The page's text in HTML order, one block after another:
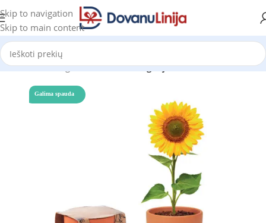
Skip to navigation
Skip to main content
Pradžia Katalogas Prekes be kategorijos
Galima spauda